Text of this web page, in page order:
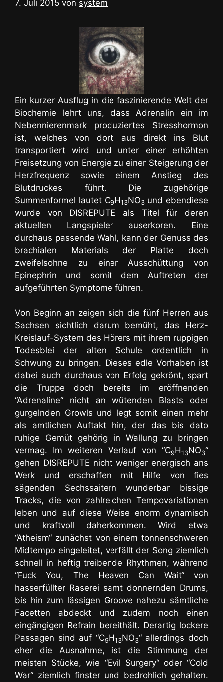
7. Juli 2015 von system
Ein kurzer Ausflug in die faszinierende Welt der
Biochemie lehrt uns, dass Adrenalin ein im
Nebennierenmark produziertes Stresshormon
ist, welches von dort aus direkt ins Blut
transportiert wird und unter einer erhöhten
Freisetzung von Energie zu einer Steigerung der
Herzfrequenz sowie einem Anstieg des
Blutdruckes führt. Die zugehörige
Summenformel lautet C9H13NO3 und ebendiese
wurde von DISREPUTE als Titel für deren
aktuellen Langspieler auserkoren. Eine
durchaus passende Wahl, kann der Genuss des
brachialen Materials der Platte doch
zweifelsohne zu einer Ausschüttung von
Epinephrin und somit dem Auftreten der
aufgeführten Symptome führen.
Von Beginn an zeigen sich die fünf Herren aus
Sachsen sichtlich darum bemüht, das Herz-
Kreislauf-System des Hörers mit ihrem ruppigen
Todesblei der alten Schule ordentlich in
Schwung zu bringen. Dieses edle Vorhaben ist
dabei auch durchaus von Erfolg gekrönt, spart
die Truppe doch bereits im eröffnenden
“Adrenaline“ nicht an wütenden Blasts oder
gurgelnden Growls und legt somit einen mehr
als amtlichen Auftakt hin, der das bis dato
ruhige Gemüt gehörig in Wallung zu bringen
vermag. Im weiteren Verlauf von “C9H13NO3“
gehen DISREPUTE nicht weniger energisch ans
Werk und erschaffen mit Hilfe von fies
sägenden Sechssaitern wunderbar bissige
Tracks, die von zahlreichen Tempovariationen
leben und auf diese Weise enorm dynamisch
und kraftvoll daherkommen. Wird etwa
“Atheism“ zunächst von einem tonnenschweren
Midtempo eingeleitet, verfällt der Song ziemlich
schnell in heftig treibende Rhythmen, während
“Fuck You, The Heaven Can Wait“ von
hasserfüllter Raserei samt donnernden Drums,
bis hin zum lässigen Groove nahezu sämtliche
Facetten abdeckt und zudem noch einen
eingängigen Refrain bereithält. Derartig lockere
Passagen sind auf “C9H13NO3“ allerdings doch
eher die Ausnahme, ist die Stimmung der
meisten Stücke, wie “Evil Surgery“ oder “Cold
War“ ziemlich finster und bedrohlich gehalten.